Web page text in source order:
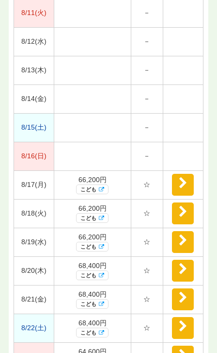
8/11(火) －
8/12(水) －
8/13(木) －
8/14(金) －
8/15(土) －
8/16(日) －
8/17(月)
66,200円
こども
☆
8/18(火)
66,200円
こども
☆
8/19(水)
66,200円
こども
☆
8/20(木)
68,400円
こども
☆
8/21(金)
68,400円
こども
☆
8/22(土)
68,400円
こども
☆